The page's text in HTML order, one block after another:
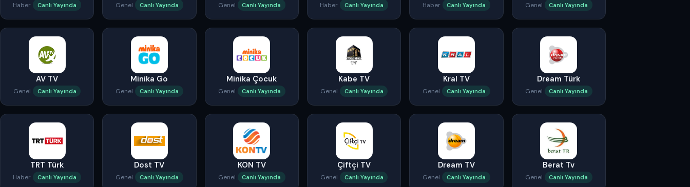
Haber Canlı Yayında Genel Canlı Yayında Genel Canlı Yayında Haber Canlı Yayında Haber Canlı Yayında Genel Canlı Yayında
AV TV
Genel Canlı Yayında
Minika Go
Genel Canlı Yayında
Minika Çocuk
Genel Canlı Yayında
Kabe TV
Genel Canlı Yayında
Kral TV
Genel Canlı Yayında
Dream Türk
Genel Canlı Yayında
TRT Türk
Haber Canlı Yayında
Dost TV
Genel Canlı Yayında
KON TV
Genel Canlı Yayında
Çiftçi TV
Genel Canlı Yayında
Dream TV
Genel Canlı Yayında
Berat Tv
Genel Canlı Yayında